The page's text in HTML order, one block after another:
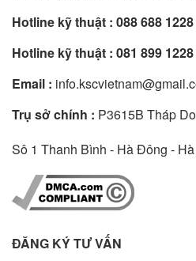
Hotline kỹ thuật : 088 688 1228
Hotline kỹ thuật : 081 899 1228
Email :
Trụ sở chính : P3615B Tháp
Sô 1 Thanh Bình - Hà Đông -
ĐĂNG KÝ TƯ VẤN